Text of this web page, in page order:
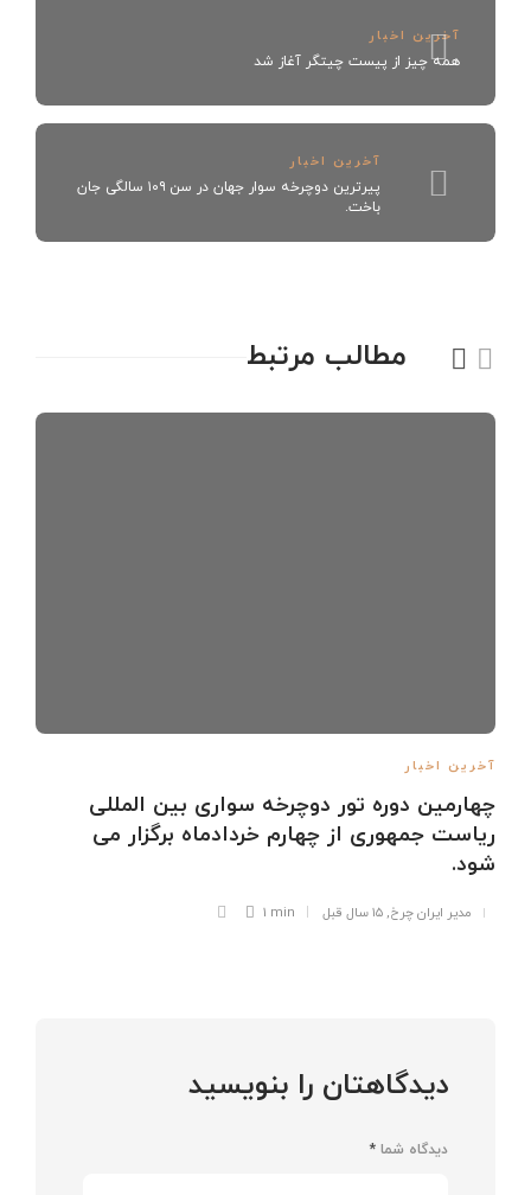
آخرین اخبار
همه چیز از پیست چیتگر آغاز شد
آخرین اخبار
پیرترین دوچرخه سوار جهان در سن ۱۰۹ سالگی جان
باخت.
مطالب مرتبط
آخرین اخبار
چهارمین دوره تور دوچرخه سواری بین المللی
ریاست جمهوری از چهارم خردادماه برگزار می
شود.
مدیر ایران چرخ,۱۵ سال قبل 1 min
دیدگاهتان را بنویسید
دیدگاه شما *